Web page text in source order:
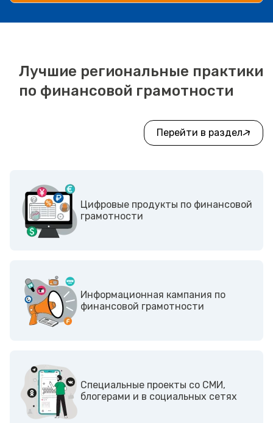
Лучшие региональные практики
по финансовой грамотности
Перейти в раздел
Цифровые продукты по финансовой
грамотности
Информационная кампания по
финансовой грамотности
Cпециальные проекты со СМИ,
блогерами и в социальных сетях